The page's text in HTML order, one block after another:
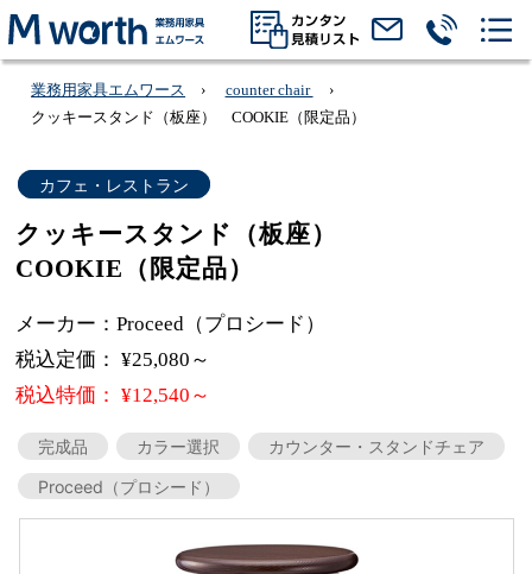
業務用家具エムワース
counter chair
クッキースタンド（板座） COOKIE（限定品）
カフェ・レストラン
クッキースタンド（板座）
COOKIE（限定品）
メーカー：Proceed（プロシード）
税込定価： ¥25,080～
税込特価： ¥12,540～
完成品 カラー選択
カウンター・スタンドチェア
Proceed（プロシード）